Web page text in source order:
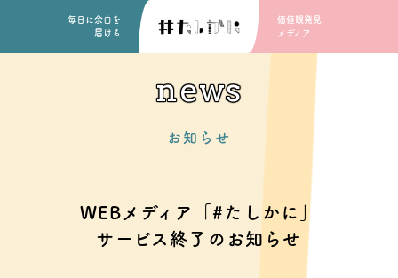
毎日に余白を
届ける
価値観発見
メディア
news
お知らせ
WEBメディア「#たしかに」
サービス終了のお知らせ